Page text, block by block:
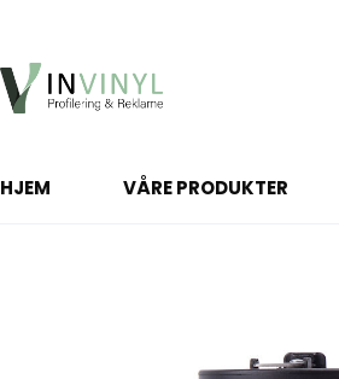
HJEM VÅRE PRODUKTER